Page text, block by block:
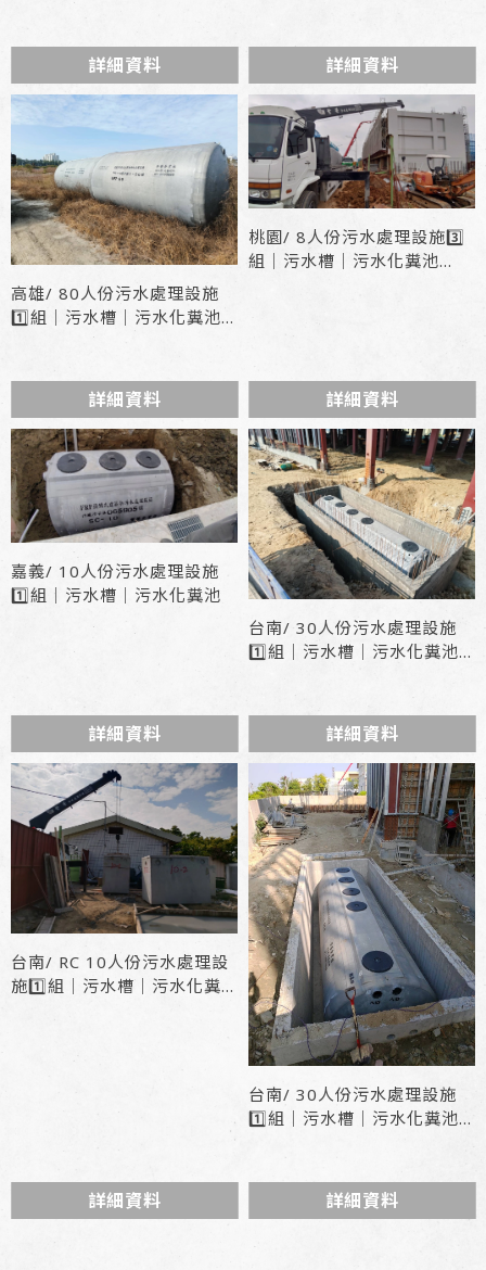
詳細資料 詳細資料
高雄/ 80人份污水處理設施
1️⃣組｜污水槽｜污水化糞池
型號 : LF2-80
詳細資料
桃園/ 8人份污水處理設施3️⃣
組｜污水槽｜污水化糞池
詳細資料
嘉義/ 10人份污水處理設施
1️⃣組｜污水槽｜污水化糞池
詳細資料
台南/ 30人份污水處理設施
1️⃣組｜污水槽｜污水化糞池
詳細資料
台南/ RC 10人份污水處理設
施1️⃣組｜污水槽｜污水化糞
詳細資料
台南/ 30人份污水處理設施
1️⃣組｜污水槽｜污水化糞池
詳細資料